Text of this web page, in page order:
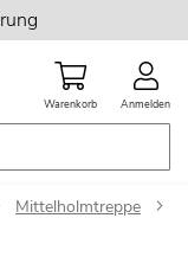
Warenkorb Anmelden
Mittelholmtreppe